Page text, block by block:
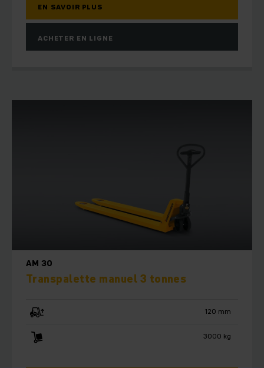
EN SAVOIR PLUS
ACHETER EN LIGNE
AM 30
Transpalette manuel 3 tonnes
120 mm
3000 kg